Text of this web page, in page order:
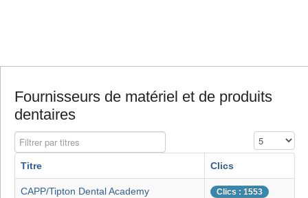
Fournisseurs de matériel et de produits
dentaires
Filtrer par titres Affichage #
Titre Clics
CAPP/Tipton Dental Academy Clics : 1553